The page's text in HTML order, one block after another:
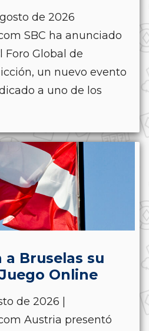
de 2026
SBC ha anunciado
Global de
un nuevo evento
a uno de los
Bruselas su
Online
de 2026 |
Austria presentó